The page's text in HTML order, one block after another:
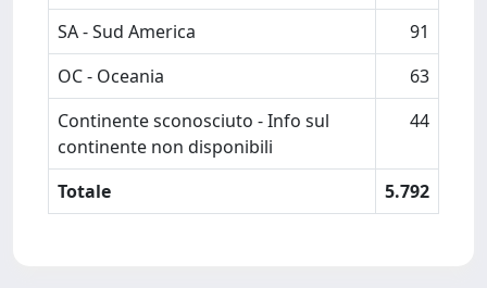
SA - Sud America
91
OC - Oceania
63
Continente sconosciuto - Info sul
continente non disponibili
44
Totale 5.792